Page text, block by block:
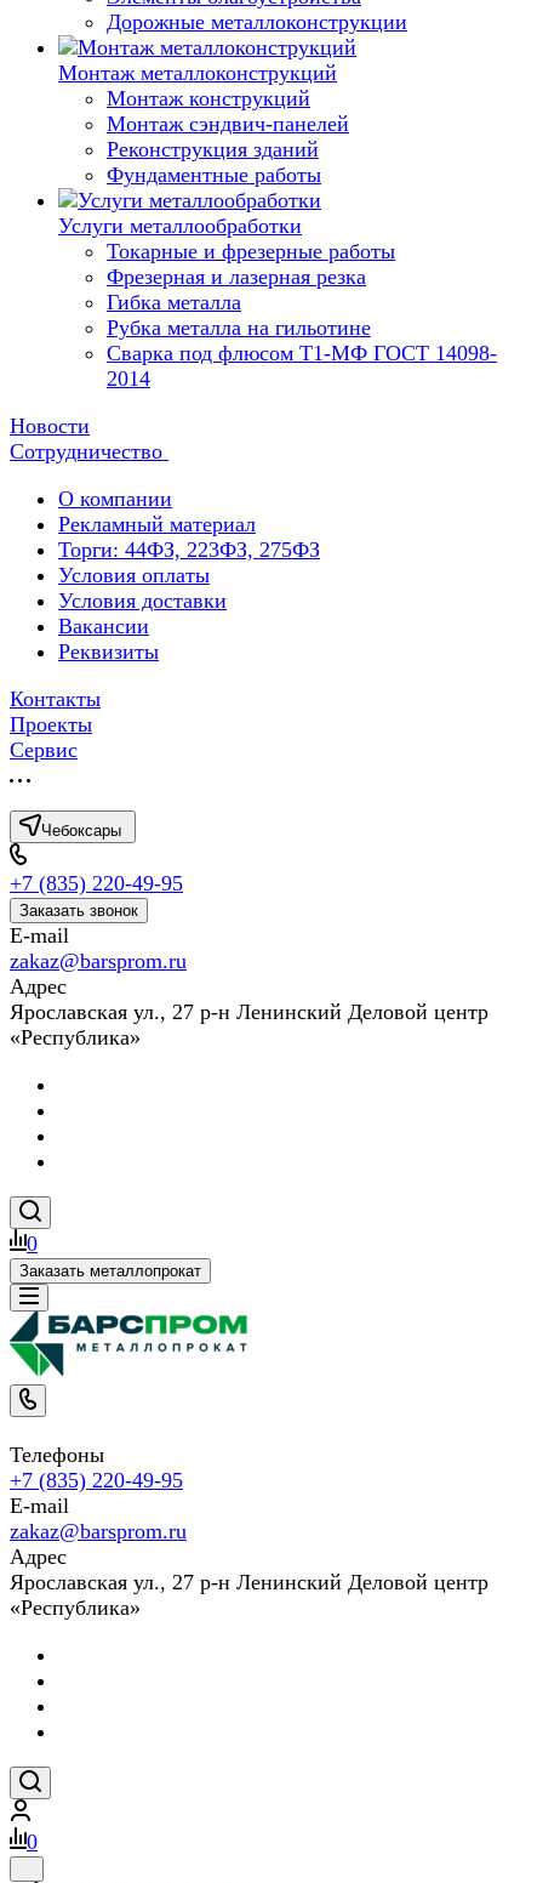
Дорожные металлоконструкции
Монтаж металлоконструкций
Монтаж конструкций
Монтаж сэндвич-панелей
Реконструкция зданий
Фундаментные работы
Услуги металлообработки
Токарные и фрезерные работы
Фрезерная и лазерная резка
Гибка металла
Рубка металла на гильотине
Сварка под флюсом Т1-МФ ГОСТ 14098-
2014
Новости
Сотрудничество
О компании
Рекламный материал
Торги: 44ФЗ, 223ФЗ, 275ФЗ
Условия оплаты
Условия доставки
Вакансии
Реквизиты
Контакты
Проекты
Сервис
Чебоксары
+7 (835) 220-49-95
Заказать звонок
E-mail
zakaz@barsprom.ru
Адрес
Ярославская ул., 27 р-н Ленинский Деловой центр
«Республика»
0
Заказать металлопрокат
Телефоны
+7 (835) 220-49-95
E-mail
zakaz@barsprom.ru
Адрес
Ярославская ул., 27 р-н Ленинский Деловой центр
«Республика»
0